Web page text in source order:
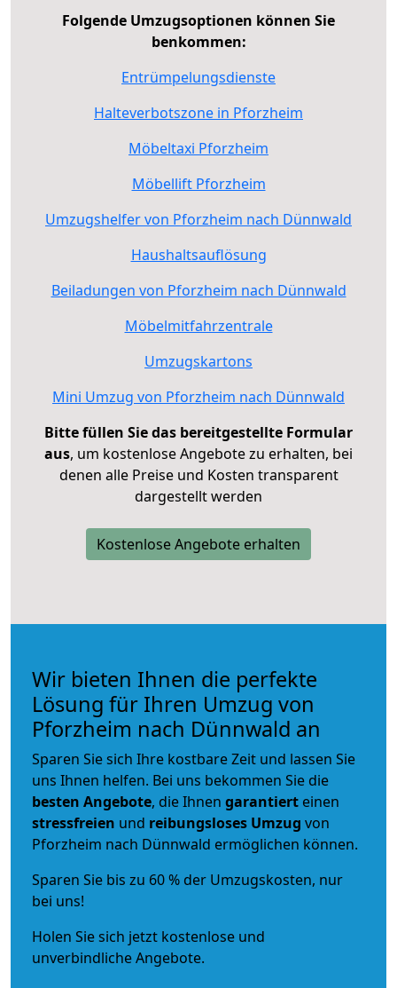
Folgende Umzugsoptionen können Sie
benkommen:
Entrümpelungsdienste
Halteverbotszone in Pforzheim
Möbeltaxi Pforzheim
Möbellift Pforzheim
Umzugshelfer von Pforzheim nach Dünnwald
Haushaltsauflösung
Beiladungen von Pforzheim nach Dünnwald
Möbelmitfahrzentrale
Umzugskartons
Mini Umzug von Pforzheim nach Dünnwald
Bitte füllen Sie das bereitgestellte Formular
aus, um kostenlose Angebote zu erhalten, bei
denen alle Preise und Kosten transparent
dargestellt werden
Kostenlose Angebote erhalten
Wir bieten Ihnen die perfekte
Lösung für Ihren Umzug von
Pforzheim nach Dünnwald an
Sparen Sie sich Ihre kostbare Zeit und lassen Sie
uns Ihnen helfen. Bei uns bekommen Sie die
besten Angebote, die Ihnen garantiert einen
stressfreien und reibungsloses Umzug von
Pforzheim nach Dünnwald ermöglichen können.
Sparen Sie bis zu 60 % der Umzugskosten, nur
bei uns!
Holen Sie sich jetzt kostenlose und
unverbindliche Angebote.